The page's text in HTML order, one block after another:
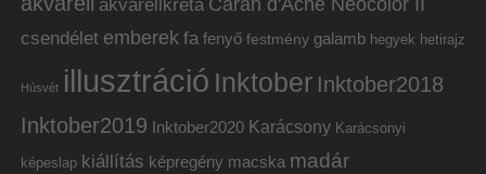
akvarellkréta Caran d'Ache Neocolor II
csendélet emberek fa fenyő festmény galamb hegyek hetirajz
Húsvét illusztráció Inktober Inktober2018
Inktober2019 Inktober2020 Karácsony Karácsonyi
képeslap kiállítás képregény macska madár